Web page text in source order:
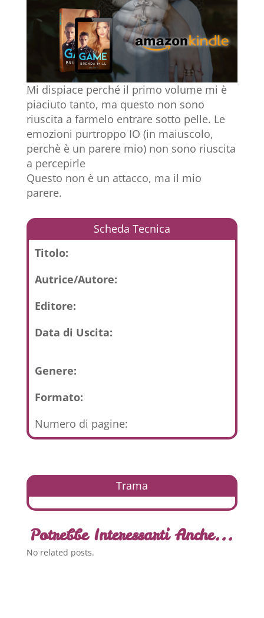
Mi dispiace perché il primo volume mi è
piaciuto tanto, ma questo non sono
riuscita a farmelo entrare sotto pelle. Le
emozioni purtroppo IO (in maiuscolo,
perchè è un parere mio) non sono riuscita
a percepirle
Questo non è un attacco, ma il mio
parere.
Scheda Tecnica
Titolo:
Autrice/Autore:
Editore:
Data di Uscita:
Genere:
Formato:
Numero di pagine:
Trama
Potrebbe Interessarti Anche...
No related posts.